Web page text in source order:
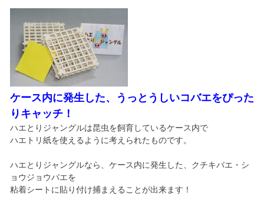
ケース内に発生した、うっとうしいコバエをぴった
りキャッチ！
ハエとりジャングルは昆虫を飼育しているケース内で
ハエトリ紙を使えるように考えられたものです。
ハエとりジャングルなら、ケース内に発生した、クチキバエ・シ
ョウジョウバエを
粘着シートに貼り付け捕まえることが出来ます！